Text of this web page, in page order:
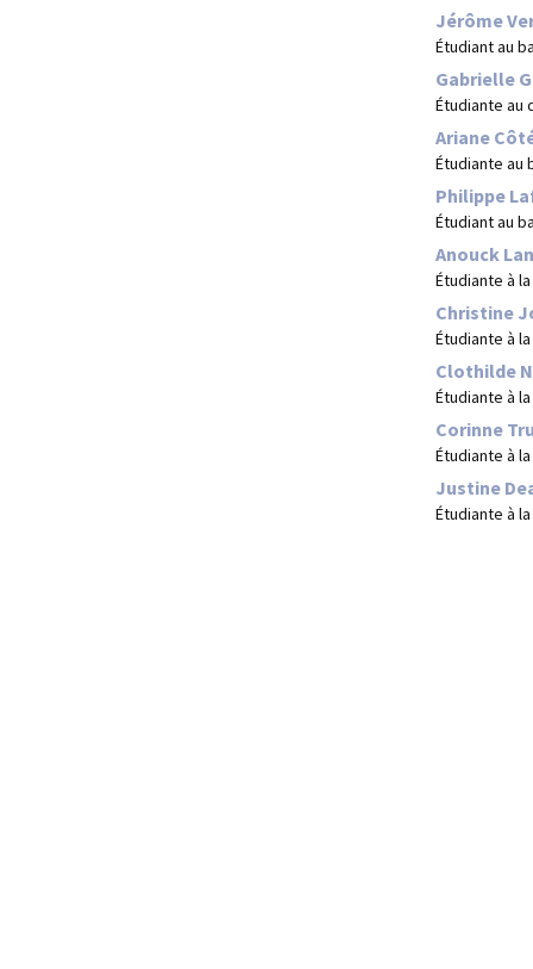
Jérôme
Étudiant au
Gabrielle
Étudiante au
Ariane
Étudiante au
Philippe
Étudiant au
Anouck
Étudiante à
Christine
Étudiante à
Clothilde
Étudiante à
Corinne
Étudiante à
Justine
Étudiante à